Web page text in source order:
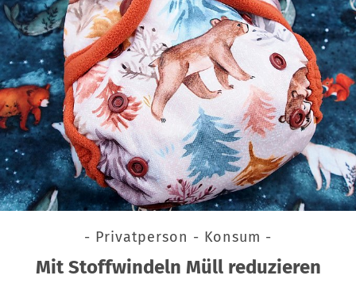
- Privatperson - Konsum -
Mit Stoffwindeln Müll reduzieren